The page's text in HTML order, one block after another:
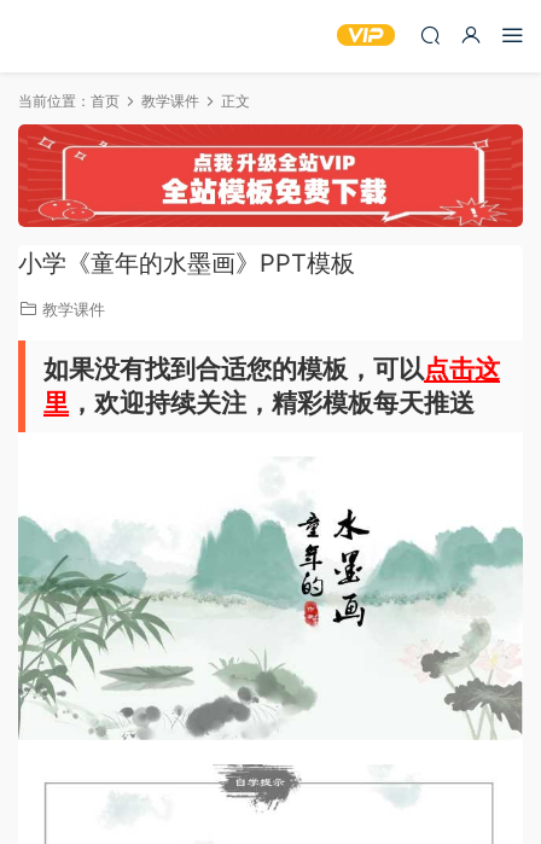
当前位置： 首页 教学课件 正文
小学《童年的水墨画》PPT模板
教学课件
如果没有找到合适您的模板，可以点击这
里 ，欢迎持续关注，精彩模板每天推送